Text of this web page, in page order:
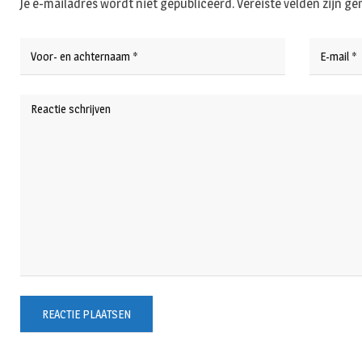
Je e-mailadres wordt niet gepubliceerd.Vereiste velden zijn